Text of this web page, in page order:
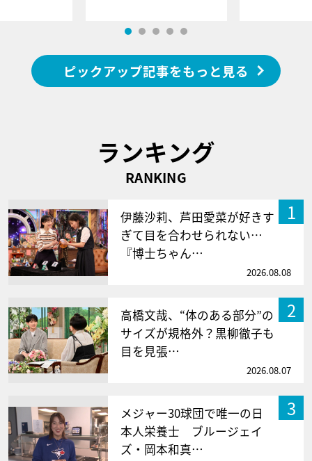
ピックアップ記事をもっと見る
ランキング
RANKING
1
伊藤沙莉、芦田愛菜が好きす
ぎて目を合わせられない…
『博士ちゃん…
2026.08.08
2
高橋文哉、“体のある部分”の
サイズが規格外？黒柳徹子も
目を見張…
2026.08.07
3
メジャー30球団で唯一の日
本人栄養士 ブルージェイ
ズ・岡本和真…